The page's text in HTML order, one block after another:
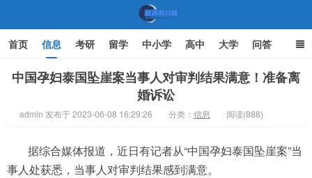
机遇教育网
首页 信息 考研 留学 中小学 高中 大学 问答
文化 家庭教育
中国孕妇泰国坠崖案当事人对审判结果满意！准备离
婚诉讼
admin 发布于 2023-06-08 16:29:26 分类： 信息 阅读(888)
据综合媒体报道，近日有记者从“中国孕妇泰国坠崖案”当
事人处获悉，当事人对审判结果感到满意。